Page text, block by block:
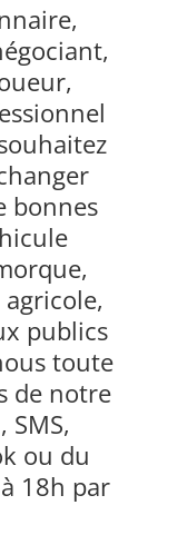
bonnes
publics
toute
de notre
ou du
18h par